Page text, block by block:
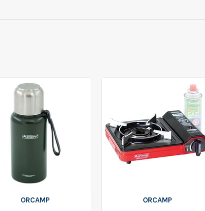
ORCAMP
ORCAMP